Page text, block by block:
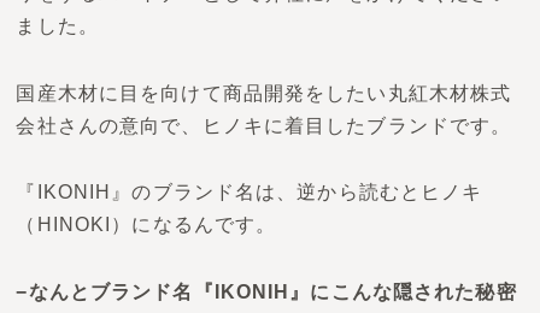
ました。
国産木材に目を向けて商品開発をしたい 丸紅木材株式
会社さんの意向で、
ヒノキに着目したブランドです。
『IKONIH』のブランド名は
、逆から読むとヒノキ
（HINOKI）になるんです。
−なんとブランド名『IKONIH』にこんな隠された秘密